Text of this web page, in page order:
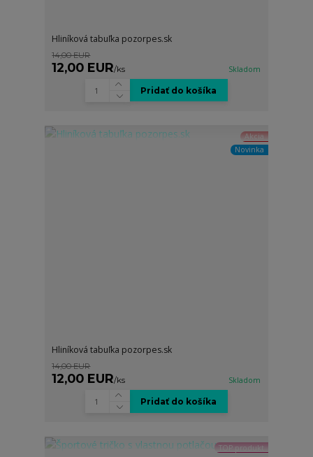
Hliníková tabuľka pozorpes.sk
14,00 EUR
12,00 EUR/ks Skladom
Pridať do košíka
Akcia
Novinka
Hliníková tabuľka pozorpes.sk
14,00 EUR
12,00 EUR/ks Skladom
Pridať do košíka
TOP produkt